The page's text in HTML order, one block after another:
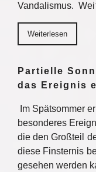
Vandalismus.
Weiterlesen
Partielle
das Ereignis
Im Spätsommer
besonderes
die den Großteil
diese Finsternis
gesehen werden